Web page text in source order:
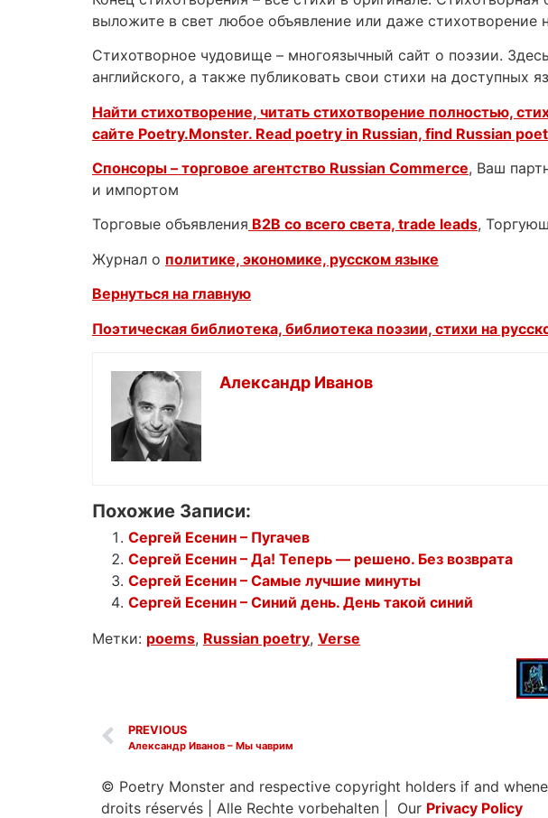
выложите в свет любое объявление или даже стихотворение
Стихотворное чудовище – многоязычный сайт о поэзии.
английского, а также публиковать свои стихи на доступных
Найти стихотворение, читать стихотворение полностью,
сайте Poetry.Monster. Read poetry in Russian, find Russian
Спонсоры – торговое агентство Russian Commerce, Ваш
и импортом
Торговые объявления B2B со всего света, trade leads,
Журнал о политике, экономике, русском языке
Вернуться на главную
Поэтическая библиотека, библиотека поэзии, стихи на
Александр Иванов
Похожие Записи:
Сергей Есенин – Пугачев
Сергей Есенин – Да! Теперь — решено. Без возврата
Сергей Есенин – Самые лучшие минуты
Сергей Есенин – Синий день. День такой синий
Метки: poems, Russian poetry, Verse
PREVIOUS
Александр Иванов – Мы чаврим
© Poetry Monster and respective copyright holders if and
droits réservés
Alle Rechte vorbehalten | Our Privacy Policy